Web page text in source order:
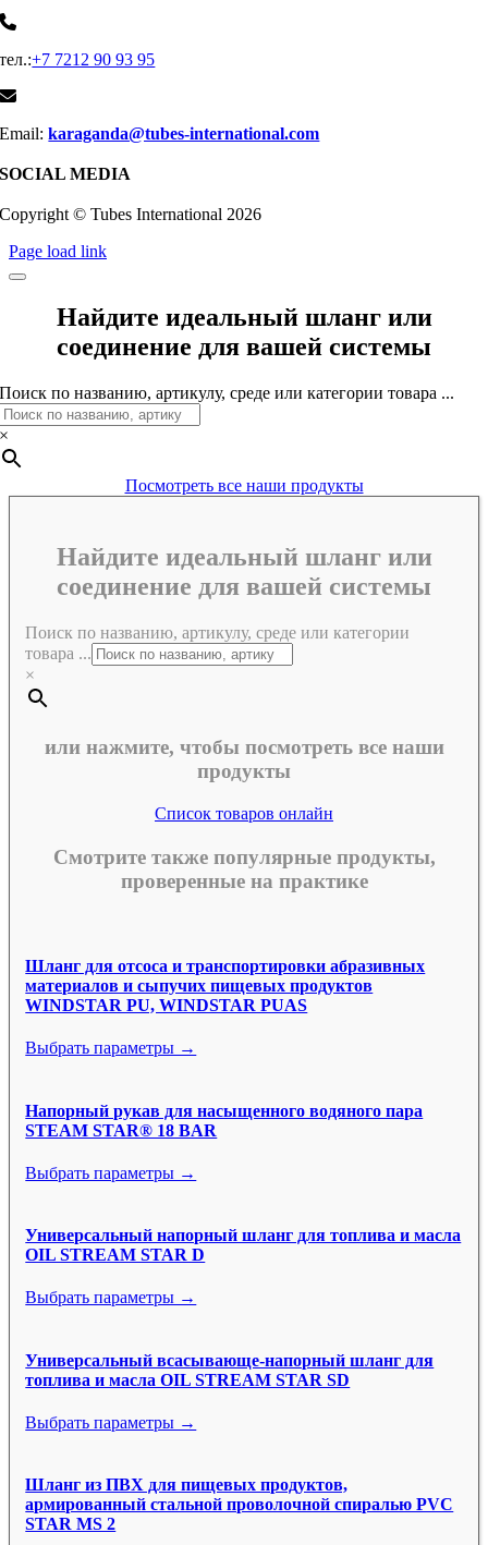
тел.:+7 7212 90 93 95
Email:karaganda@tubes-international.com
SOCIAL MEDIA
Copyright © Tubes International 2026
Page load link
Найдите идеальный шланг или
соединение для вашей системы
Поиск по названию, артикулу, среде или категории товара ...
×
Посмотреть все наши продукты
Найдите идеальный шланг или
соединение для вашей системы
Поиск по названию, артикулу, среде или категории
товара ...
×
или нажмите, чтобы посмотреть все наши
продукты
Список товаров онлайн
Смотрите также популярные продукты,
проверенные на практике
Шланг для отсоса и транспортировки абразивных
материалов и сыпучих пищевых продуктов
WINDSTAR PU, WINDSTAR PUAS
Выбрать параметры →
Напорный рукав для насыщенного водяного пара
STEAM STAR® 18 BAR
Выбрать параметры →
Универсальный напорный шланг для топлива и масла
OIL STREAM STAR D
Выбрать параметры →
Универсальный всасывающе-напорный шланг для
топлива и масла OIL STREAM STAR SD
Выбрать параметры →
Шланг из ПВХ для пищевых продуктов,
армированный стальной проволочной спиралью PVC
STAR MS 2